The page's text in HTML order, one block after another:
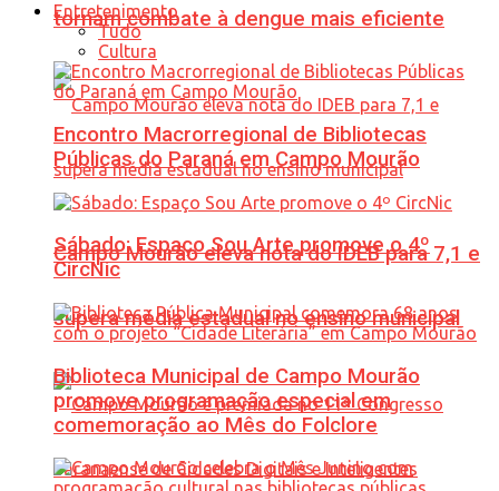
tornam combate à dengue mais eficiente
Campo Mourão eleva nota do IDEB para 7,1 e
supera média estadual no ensino municipal
Entretenimento
Tudo
Cultura
Encontro Macrorregional de Bibliotecas
Públicas do Paraná em Campo Mourão
Sábado: Espaço Sou Arte promove o 4º
CircNic
Biblioteca Municipal de Campo Mourão
promove programação especial em
comemoração ao Mês do Folclore